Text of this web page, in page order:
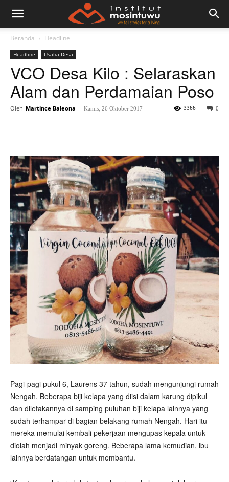
Beranda Headline
Headline Usaha Desa
VCO Desa Kilo : Selaraskan
Alam dan Perdamaian Poso
Oleh Martince Baleona - Kamis, 26 Oktober 2017 0
3366
Pagi-pagi pukul 6, Laurens 37 tahun, sudah mengunjungi rumah
Nengah. Beberapa biji kelapa yang diisi dalam karung dipikul
dan diletakannya di samping puluhan biji kelapa lainnya yang
sudah terhampar di bagian belakang rumah Nengah. Hari itu
mereka memulai kembali pekerjaan mengupas kepala untuk
diolah menjadi minyak goreng. Beberapa lama kemudian, ibu
lainnya berdatangan untuk membantu.